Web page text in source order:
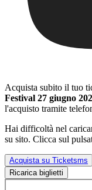
Acquista subito il tuo
Festival 27 giugno
l'acquisto tramite
Hai difficoltà nel
su sito. Clicca sul
Acquista su Ticketsms
Ricarica biglietti